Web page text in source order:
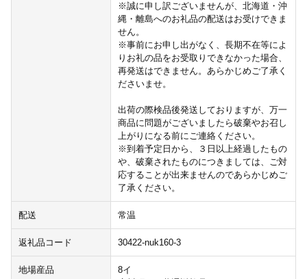
※誠に申し訳ございませんが、北海道・沖
縄・離島へのお礼品の配送はお受けできま
せん。
※事前にお申し出がなく、長期不在等によ
りお礼の品をお受取りできなかった場合、
再発送はできません。あらかじめご了承く
ださいませ。
出荷の際検品後発送しておりますが、万一
商品に問題がございましたら破棄やお召し
上がりになる前にご連絡ください。
※到着予定日から、３日以上経過したもの
や、破棄されたものにつきましては、ご対
応することが出来ませんのであらかじめご
了承ください。
配送 常温
返礼品コード 30422-nuk160-3
地場産品
8イ